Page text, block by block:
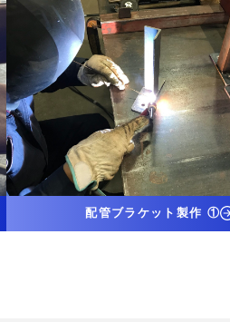
配管ブラケット製作 ①